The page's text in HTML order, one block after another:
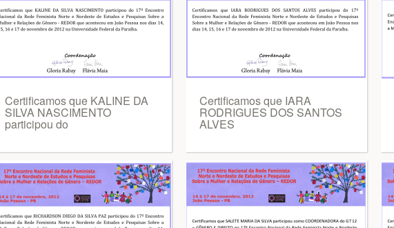
Certificamos que KALINE DA
SILVA NASCIMENTO
participou do
Certificamos que IARA
RODRIGUES DOS SANTOS
ALVES